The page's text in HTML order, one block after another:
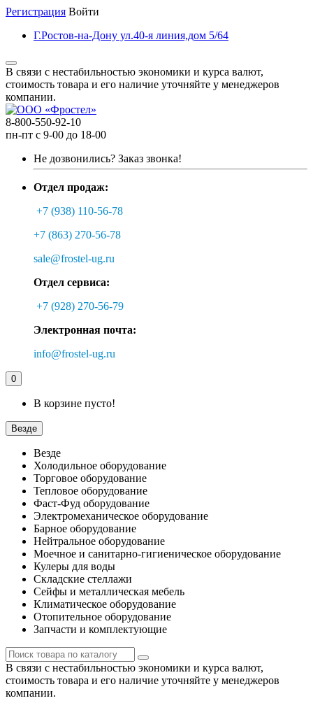
Регистрация Войти
Г.Ростов-на-Дону ул.40-я линия,дом 5/64
В связи с нестабильностью экономики и курса валют,
стоимость товара и его наличие уточняйте у менеджеров
компании.
8-800-550-92-10
пн-пт с 9-00 до 18-00
Не дозвонились? Заказ звонка!
Отдел продаж:
+7 (938) 110-56-78
+7 (863) 270-56-78
sale@frostel-ug.ru
Отдел сервиса:
+7 (928) 270-56-79
Электронная почта:
info@frostel-ug.ru
0
В корзине пусто!
Везде
Везде
Холодильное оборудование
Торговое оборудование
Тепловое оборудование
Фаст-Фуд оборудование
Электромеханическое оборудование
Барное оборудование
Нейтральное оборудование
Моечное и санитарно-гигиеническое оборудование
Кулеры для воды
Складские стеллажи
Сейфы и металлическая мебель
Климатическое оборудование
Отопительное оборудование
Запчасти и комплектующие
В связи с нестабильностью экономики и курса валют,
стоимость товара и его наличие уточняйте у менеджеров
компании.